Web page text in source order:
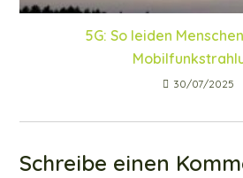
5G: So leiden
30/07/2025
Schreibe einen